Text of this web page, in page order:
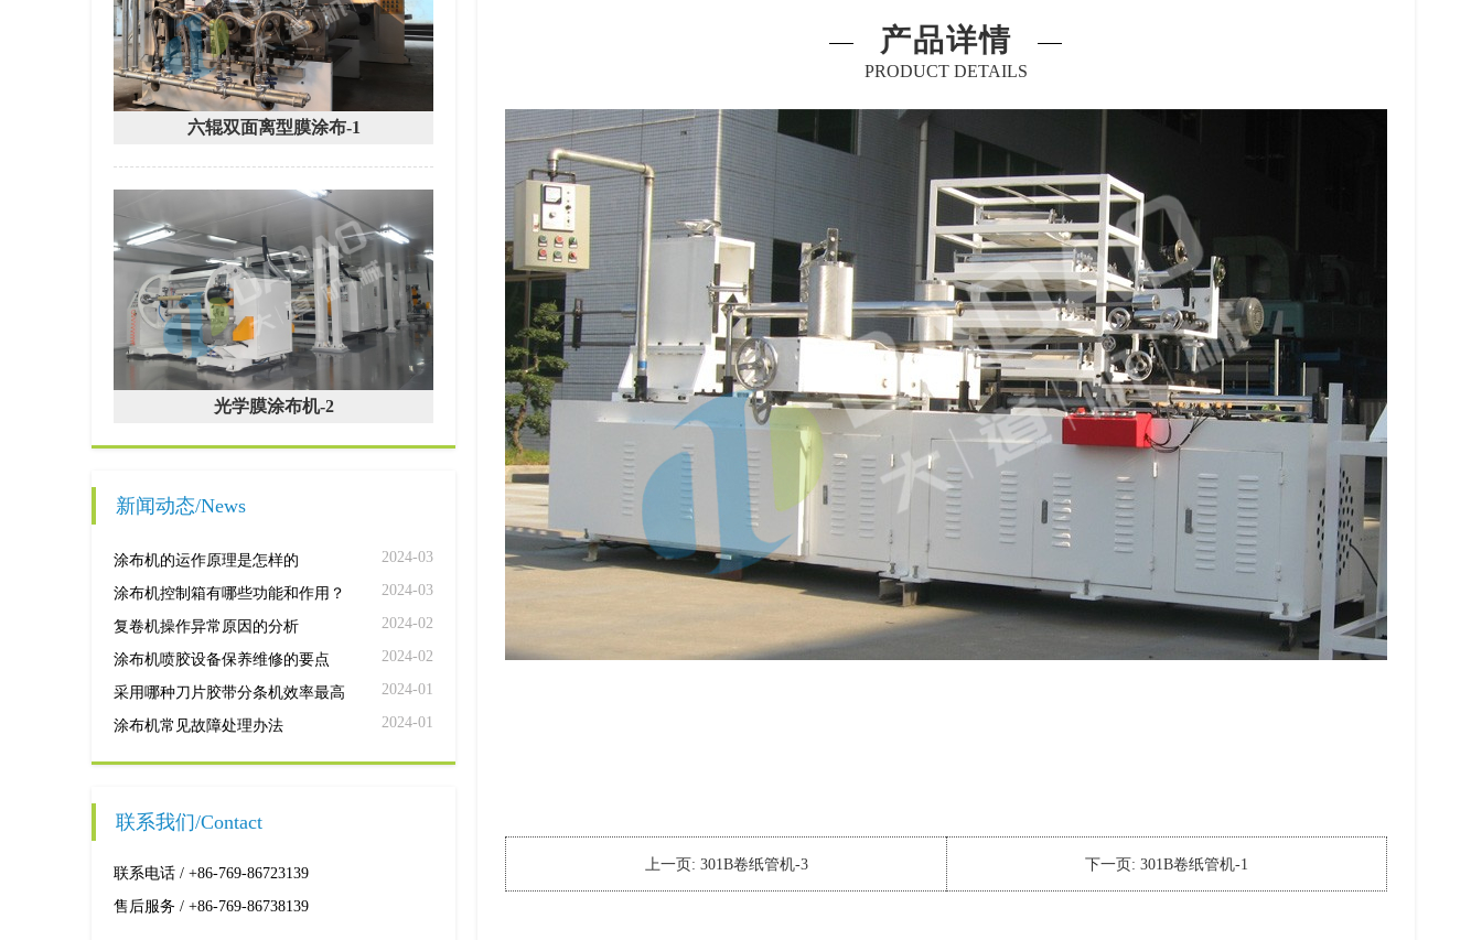
六辊双面离型膜涂布-1
光学膜涂布机-2
新闻动态/News
涂布机的运作原理是怎样的 2024-03
涂布机控制箱有哪些功能和作用？ 2024-03
复卷机操作异常原因的分析 2024-02
涂布机喷胶设备保养维修的要点 2024-02
采用哪种刀片胶带分条机效率最高 2024-01
涂布机常见故障处理办法 2024-01
联系我们/Contact
联系电话 / +86-769-86723139
售后服务 / +86-769-86738139
产品详情
PRODUCT DETAILS
上一页: 301B卷纸管机-3 下一页: 301B卷纸管机-1